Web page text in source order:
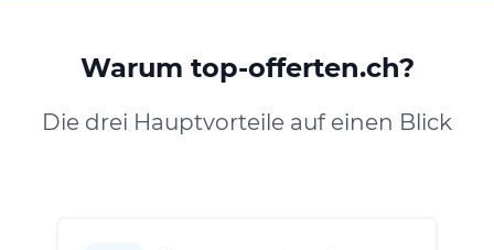
Warum top-offerten.ch?
Die drei Hauptvorteile auf einen Blick